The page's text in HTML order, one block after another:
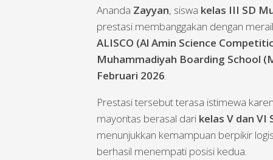
Ananda Zayyan, siswa kelas III SD
prestasi membanggakan dengan
ALISCO (Al Amin Science
Muhammadiyah Boarding School
Februari 2026.
Prestasi tersebut terasa istimewa
mayoritas berasal dari kelas V dan VI
menunjukkan kemampuan berpikir
berhasil menempati posisi kedua.